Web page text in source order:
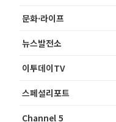
문화·라이프
뉴스발전소
이투데이TV
스페셜리포트
Channel 5